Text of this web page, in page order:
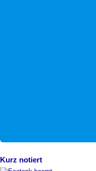
Kurz notiert